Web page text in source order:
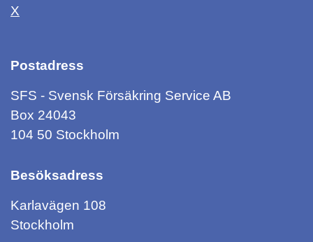
X
Postadress
SFS - Svensk Försäkring Service AB
Box 24043
104 50 Stockholm
Besöksadress
Karlavägen 108
Stockholm